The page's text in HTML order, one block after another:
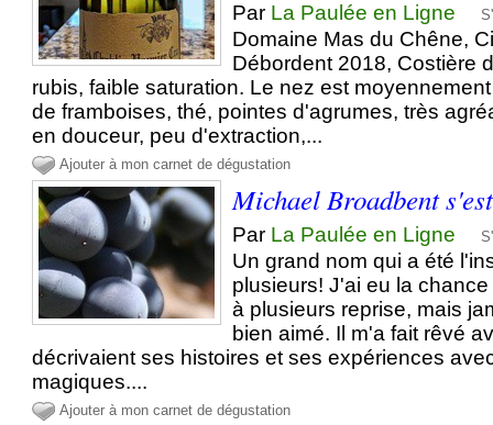
Par La Paulée en Ligne
Domaine Mas du Chêne,
Débordent 2018, Costière
rubis, faible saturation. Le nez est
de framboises, thé, pointes d'agrumes, très
en douceur, peu d'extraction,...
Ajouter à mon carnet de dégustation
Michael Broadbent
Par La Paulée en Ligne
Un grand nom qui a été
plusieurs! J'ai eu la
à plusieurs reprise, mais
bien aimé. Il m'a fait rêvé
décrivaient ses histoires et ses expériences
magiques....
Ajouter à mon carnet de dégustation